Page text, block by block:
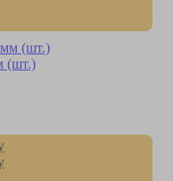
(шт.)